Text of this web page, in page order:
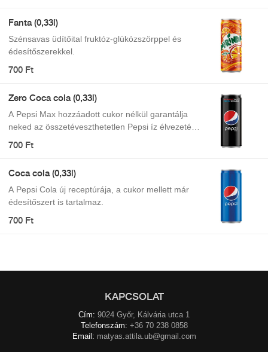
Fanta (0,33l)
Szénsavas üdítőital fruktóz-glükózszörppel és
édesítőszerekkel.
700 Ft
Zero Coca cola (0,33l)
A Pepsi Max hozzáadott cukor nélkül garantálja
neked az összetéveszthetetlen Pepsi íz élvezetét,
700 Ft
Coca cola (0,33l)
A Pepsi Cola új receptúrája, a cukor mellett már
édesítőszert is tartalmaz.
700 Ft
KAPCSOLAT
Cím: 9024 Győr, Kálvária utca 1
Telefonszám: +36 70 238 0858
Email: matyas.attila.ub@gmail.com